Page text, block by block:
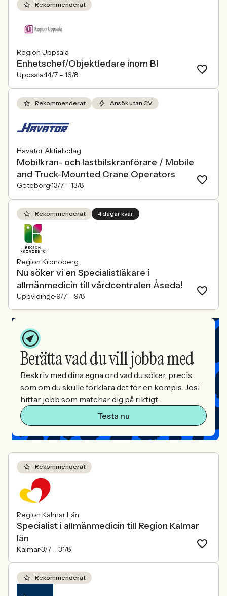
Rekommenderat
Region Uppsala
Enhetschef/Objektledare inom BI
Uppsala14/7 – 16/8
Rekommenderat Ansök utan CV
Havator Aktiebolag
Mobilkran- och lastbilskranförare / Mobile
and Truck-Mounted Crane Operators
Göteborg13/7 – 13/8
Rekommenderat 4 dagar kvar
Region Kronoberg
Nu söker vi en Specialistläkare i
allmänmedicin till vårdcentralen Åseda!
Uppvidinge 9/7 – 9/8
Berätta vad du vill jobba med
Beskriv med dina egna ord vad du söker, precis
som om du skulle förklara det för en kompis. Josi
hittar jobb som matchar dig på riktigt.
Testa nu
Rekommenderat
Region Kalmar Län
Specialist i allmänmedicin till Region Kalmar
län
Kalmar3/7 – 31/8
Rekommenderat